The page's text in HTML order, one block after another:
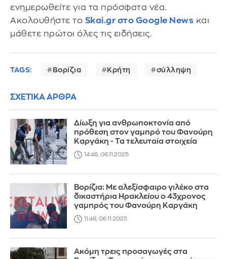
ενημερωθείτε για τα πρόσφατα νέα.
Ακολουθήστε το Skai.gr στο Google News και
μάθετε πρώτοι όλες τις ειδήσεις.
TAGS: Βορίζια Κρήτη σύλληψη
ΣΧΕΤΙΚΑ ΑΡΘΡΑ
Δίωξη για ανθρωποκτονία από
πρόθεση στον γαμπρό του Φανούρη
Καργάκη - Τα τελευταία στοιχεία
14:46, 06.11.2025
Βορίζια: Με αλεξίσφαιρο γιλέκο στα
δικαστήρια Ηρακλείου ο 43χρονος
γαμπρός του Φανούρη Καργάκη
11:46, 06.11.2025
Ακόμη τρεις προσαγωγές στα